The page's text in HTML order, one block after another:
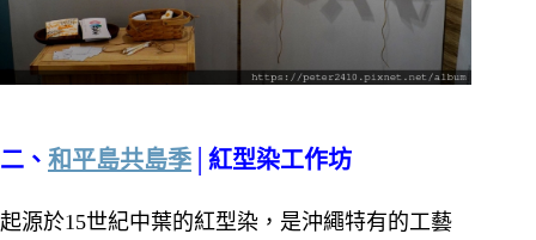
二、 和平島共島季 │紅型染工作坊
起源於15世紀中葉的紅型染，是沖繩特有的工藝